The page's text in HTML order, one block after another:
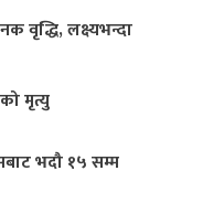
वृद्धि, लक्ष्यभन्दा
मृत्यु
भदौ १५ सम्म